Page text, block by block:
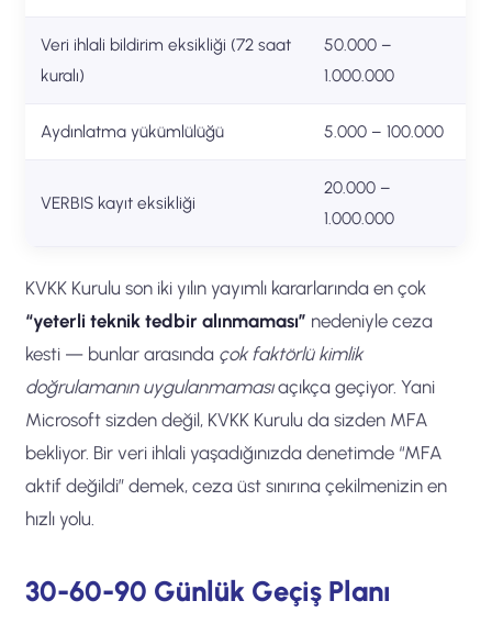
Veri ihlali bildirim eksikliği (72 saat
kuralı)
50.000 –
1.000.000
Aydınlatma yükümlülüğü 5.000 – 100.000
VERBIS kayıt eksikliği
20.000 –
1.000.000
KVKK Kurulu son iki yılın yayımlı kararlarında en çok
“yeterli teknik tedbir alınmaması” nedeniyle ceza
kesti — bunlar arasında çok faktörlü kimlik
doğrulamanın uygulanmamasıaçıkça geçiyor. Yani
Microsoft sizden değil, KVKK Kurulu da sizden MFA
bekliyor. Bir veri ihlali yaşadığınızda denetimde “MFA
aktif değildi” demek, ceza üst sınırına çekilmenizin en
hızlı yolu.
30-60-90 Günlük Geçiş Planı